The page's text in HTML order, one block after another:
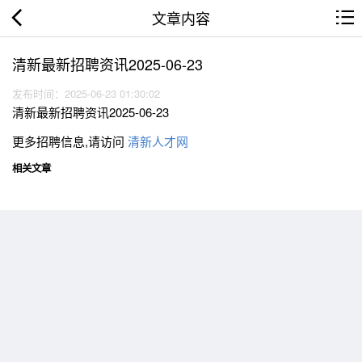
文章内容
清新最新招聘资讯2025-06-23
发布时间：2025-06-23 01:30:02
清新最新招聘资讯2025-06-23
更多招聘信息,请访问 清新人才网
相关文章